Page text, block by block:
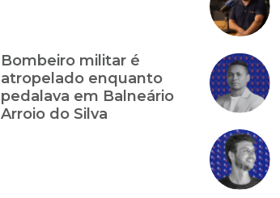
Bombeiro militar é
atropelado enquanto
pedalava em Balneário
Arroio do Silva